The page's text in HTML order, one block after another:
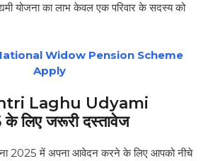
योजना का लाभ केवल एक परिवार के सदस्य को
Widow Pension Scheme
Apply
Laghu Udyami
लिए जरूरी दस्तावेज
2025 में अपना आवेदन करने के लिए आपको नीचे